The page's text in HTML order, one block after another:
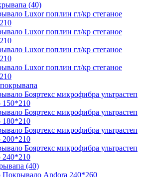
(40)
Luxor поплин гл/кр стеганое
Luxor поплин гл/кр стеганое
Luxor поплин гл/кр стеганое
Luxor поплин гл/кр стеганое
Бояртекс микрофибра ультрастеп
150*210
Бояртекс микрофибра ультрастеп
180*210
Бояртекс микрофибра ультрастеп
200*210
Бояртекс микрофибра ультрастеп
240*210
(40)
Покрывало Andora 240*260